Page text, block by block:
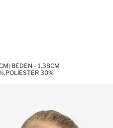
BEDEN - 1,38CM
30%